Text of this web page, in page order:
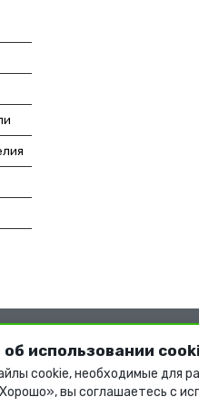
использовании
cookie, необходимые для
вы соглашаетесь с